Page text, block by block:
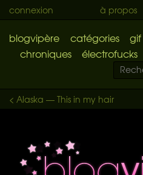
connexion à propos
blogvipère catégories
chroniques
électrofucks
< Alaska — This in my hair